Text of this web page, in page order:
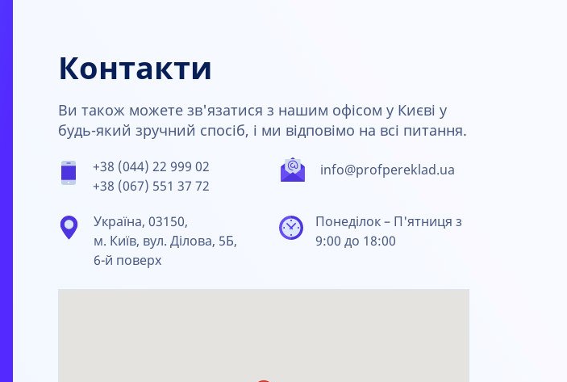
Контакти
Ви також можете зв'язатися з нашим офісом у Києві у
будь-який зручний спосіб, і ми відповімо на всі питання.
+38 (044) 22 999 02
+38 (067) 551 37 72
info@profpereklad.ua
Україна, 03150,
м. Київ, вул. Ділова, 5Б,
6-й поверх
Понеділок – П'ятниця з
9:00 до 18:00